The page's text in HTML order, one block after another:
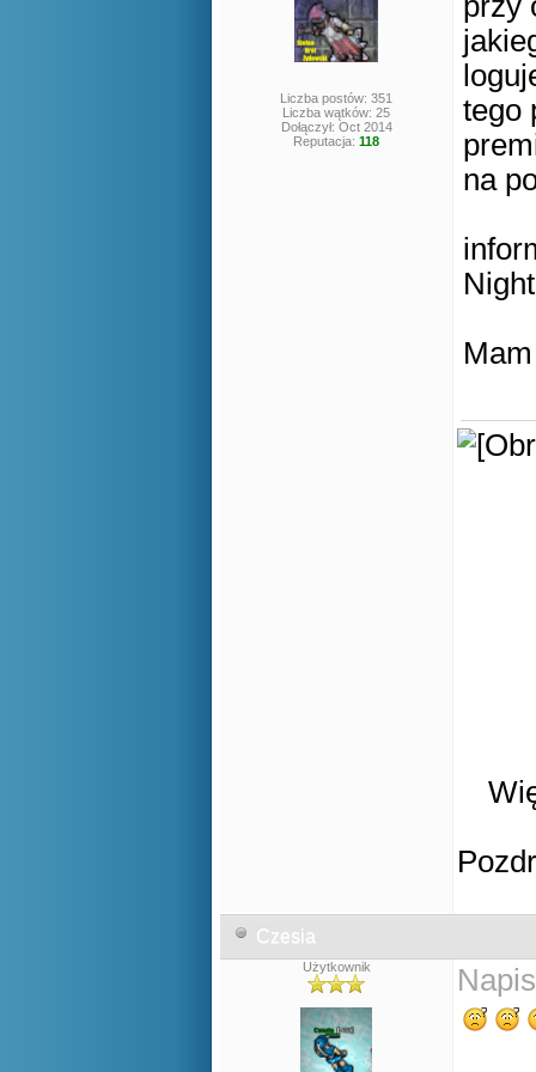
Liczba postów: 351
Liczba wątków: 25
Dołączył: Oct 2014
Reputacja: 118
tego
na
Czesia
Użytkownik